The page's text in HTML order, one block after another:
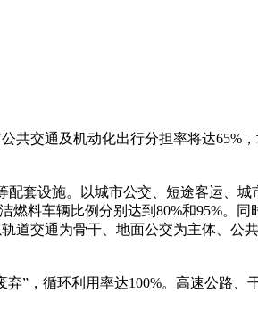
交通及机动化出行分担率将达65%
套设施。以城市公交、短途客运、城
料车辆比例分别达到80%和95%。同
道交通为骨干、地面公交为主体、公
”，循环利用率达100%。高速公路、